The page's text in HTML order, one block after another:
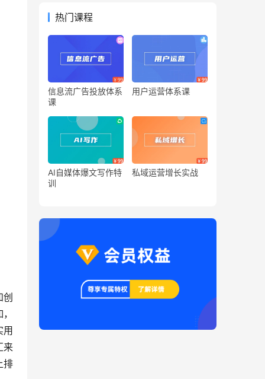
创
用
来
排
热门课程
信息流广告投放体系
课
用户运营体系课
AI自媒体爆文写作特
训
私域运营增长实战